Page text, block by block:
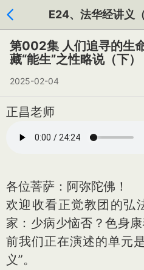
第002集 人们追寻的生
藏“能生”之性略说（下）
2025-02-04
正昌老师
各位菩萨：阿弥陀佛！
欢迎收看正觉教团的弘
家：少病少恼否？色身
前我们正在演述的单元
义”。